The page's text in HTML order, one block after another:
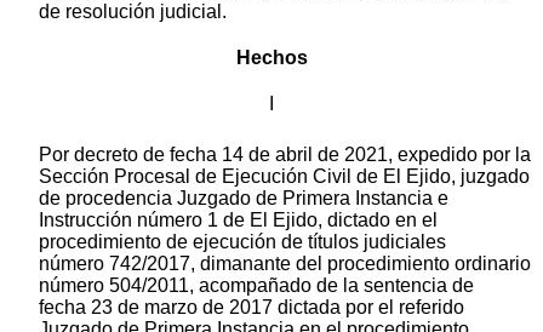
de resolución judicial.
Hechos
Por decreto de fecha 14 de abril de 2021, expedido por la
Sección Procesal de Ejecución Civil de El Ejido, juzgado
de procedencia Juzgado de Primera Instancia e
Instrucción número 1 de El Ejido, dictado en el
procedimiento de ejecución de títulos judiciales
número 742/2017, dimanante del procedimiento ordinario
número 504/2011, acompañado de la sentencia de
fecha 23 de marzo de 2017 dictada por el referido